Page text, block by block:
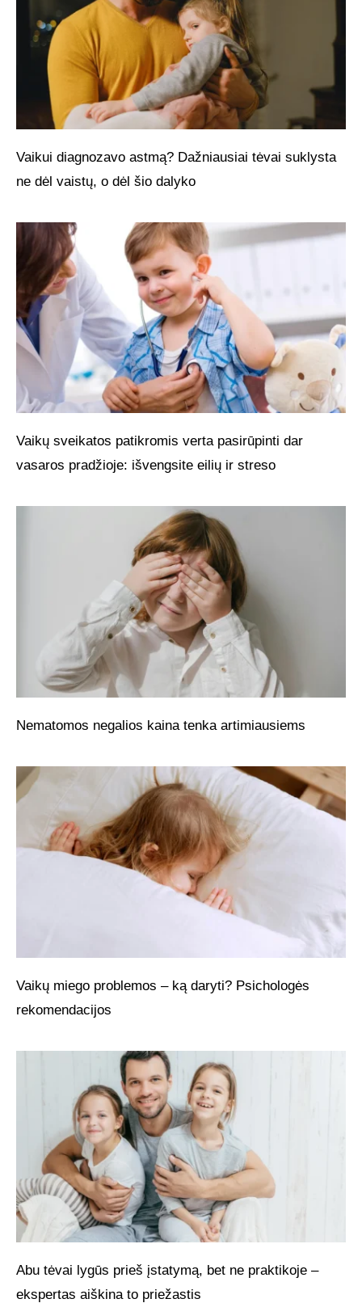
Vaikui diagnozavo astmą? Dažniausiai tėvai suklysta
ne dėl vaistų, o dėl šio dalyko
Vaikų sveikatos patikromis verta pasirūpinti dar
vasaros pradžioje: išvengsite eilių ir streso
Nematomos negalios kaina tenka artimiausiems
Vaikų miego problemos – ką daryti? Psichologės
rekomendacijos
Abu tėvai lygūs prieš įstatymą, bet ne praktikoje –
ekspertas aiškina to priežastis